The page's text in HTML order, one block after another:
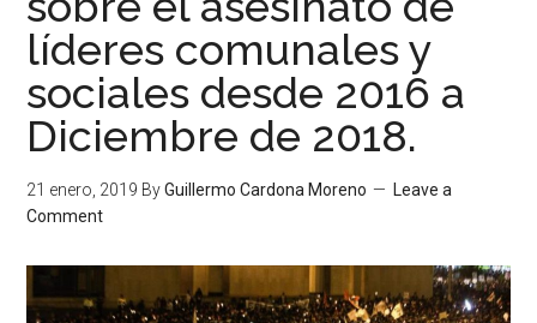
líderes comunales y
sociales desde 2016 a
Diciembre de 2018.
21 enero, 2019 ByGuillermo Cardona Moreno
Leave a
Comment